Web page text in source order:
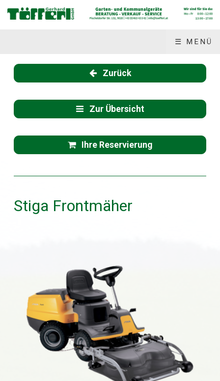
☰ MENÜ
Zurück
Zur Übersicht
Ihre Reservierung
Stiga Frontmäher